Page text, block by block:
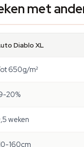
met
Diablo XL
650g/m²
20%
weken
160cm